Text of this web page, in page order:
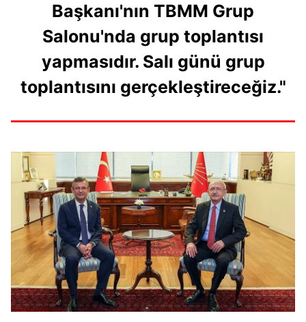
Başkanı'nın TBMM Grup
Salonu'nda grup toplantısı
yapmasıdır. Salı günü grup
toplantısını gerçekleştireceğiz."